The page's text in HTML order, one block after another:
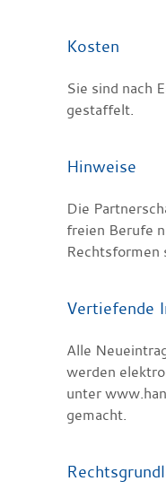
Kosten
Sie sind nach
gestaffelt.
Hinweise
Die
freien Berufe
Rechtsformen
Vertiefende
Alle
werden
unter
gemacht.